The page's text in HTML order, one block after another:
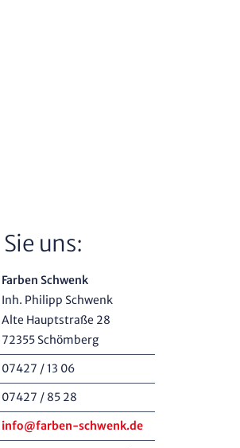
uns:
Farben Schwenk
Inh. Philipp Schwenk
Alte Hauptstraße 28
72355 Schömberg
07427 / 13 06
07427 / 85 28
info@farben-schwenk.de